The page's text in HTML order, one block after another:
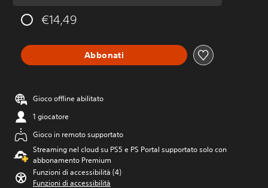
€14,49
Abbonati
Gioco offline abilitato
1 giocatore
Gioco in remoto supportato
Streaming nel cloud su PS5 e PS Portal supportato solo con
abbonamento Premium
Funzioni di accessibilità (4)
Funzioni di accessibilità